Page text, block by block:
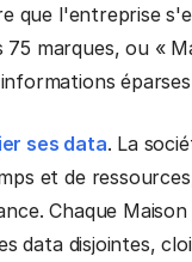
que l'entreprise
marques, ou «
ses data. La
et de
Chaque
data disjointes,